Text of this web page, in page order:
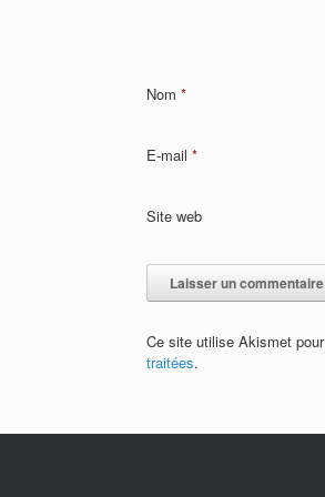
Nom *
E-mail *
Site web
Ce site utilise Akismet
traitées.